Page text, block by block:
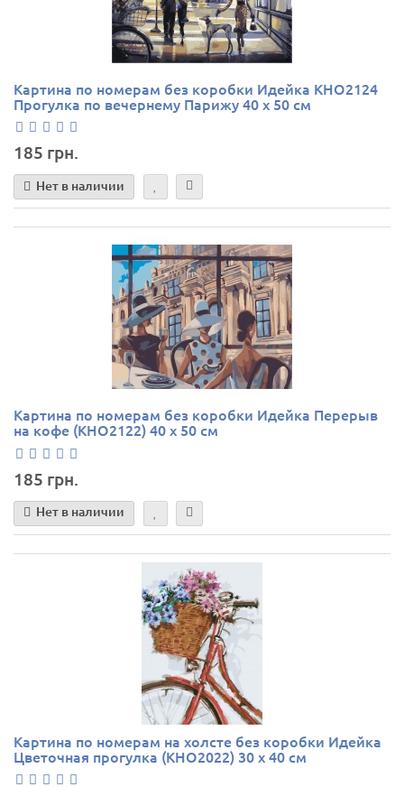
Картина по номерам без коробки Идейка КНО2124
Прогулка по вечернему Парижу 40 х 50 см
185 грн.
Нет в наличии
Картина по номерам без коробки Идейка Перерыв
на кофе (KHО2122) 40 х 50 см
185 грн.
Нет в наличии
Картина по номерам на холсте без коробки Идейка
Цветочная прогулка (KHO2022) 30 х 40 см